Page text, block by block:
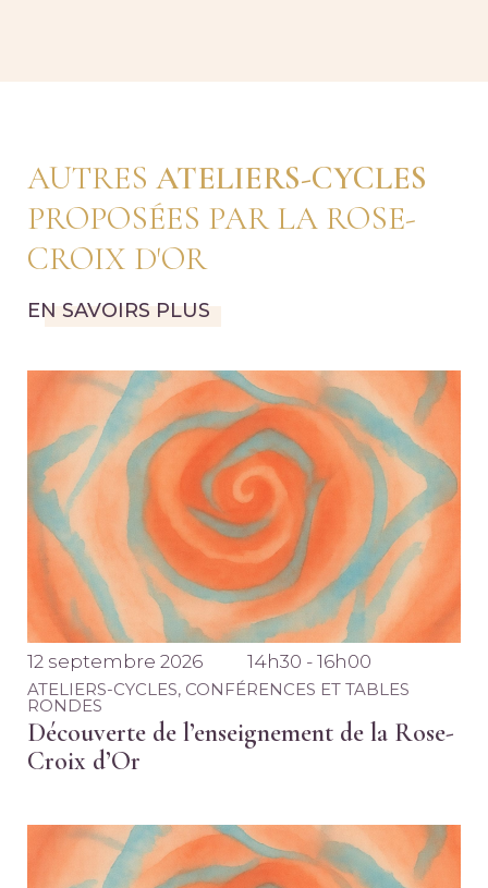
AUTRES ATELIERS-CYCLES
PROPOSÉES PAR LA ROSE-
CROIX D'OR
EN SAVOIRS PLUS
12 septembre 2026 14h30 - 16h00
ATELIERS-CYCLES, CONFÉRENCES ET TABLES
RONDES
Découverte de l’enseignement de la Rose-
Croix d’Or